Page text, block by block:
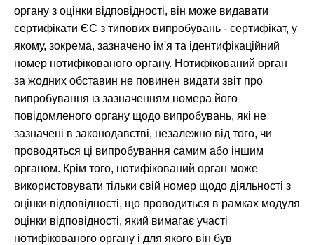
органу з оцінки відповідності, він може видавати
сертифікати ЄС з типових випробувань - сертифікат, у
якому, зокрема, зазначено ім'я та ідентифікаційний
номер нотифікованого органу. Нотифікований орган
за жодних обставин не повинен видати звіт про
випробування із зазначенням номера його
повідомленого органу щодо випробувань, які не
зазначені в законодавстві, незалежно від того, чи
проводяться ці випробування самим або іншим
органом. Крім того, нотифікований орган може
використовувати тільки свій номер щодо діяльності з
оцінки відповідності, що проводиться в рамках модуля
оцінки відповідності, який вимагає участі
нотифікованого органу і для якого він був